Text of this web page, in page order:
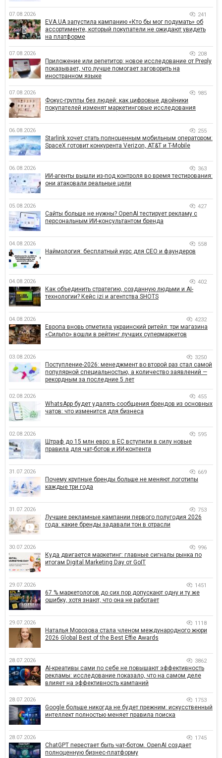
07.08.2026 241
EVA.UA запустила кампанию «Кто бы мог подумать» об
ассортименте, который покупатели не ожидают увидеть
на платформе
07.08.2026 208
Приложение или репетитор: новое исследование от Preply
показывает, что лучше помогает заговорить на
иностранном языке
07.08.2026 985
Фокус-группы без людей: как цифровые двойники
покупателей изменят маркетинговые исследования
06.08.2026 255
Starlink хочет стать полноценным мобильным оператором:
SpaceX готовит конкурента Verizon, AT&T и T-Mobile
06.08.2026 363
ИИ-агенты вышли из-под контроля во время тестирования:
они атаковали реальные цели
05.08.2026 427
Сайты больше не нужны? OpenAI тестирует рекламу с
персональным ИИ-консультантом бренда
04.08.2026 558
Наймология: бесплатный курс для CEO и фаундеров
04.08.2026 402
Как объединить стратегию, созданную людьми и AI-
технологии? Кейс izi и агентства SHOTS
04.08.2026 4232
Европа вновь отметила украинский ритейл: три магазина
«Сильпо» вошли в рейтинг лучших супермаркетов
03.08.2026 3250
Поступление-2026: менеджмент во второй раз стал самой
популярной специальностью, а количество заявлений —
рекордным за последние 5 лет
02.08.2026 455
WhatsApp будет удалять сообщения брендов из основных
чатов: что изменится для бизнеса
02.08.2026 595
Штраф до 15 млн евро: в ЕС вступили в силу новые
правила для чат-ботов и ИИ-контента
31.07.2026 669
Почему крупные бренды больше не меняют логотипы
каждые три года
31.07.2026 753
Лучшие рекламные кампании первого полугодия 2026
года: какие бренды задавали тон в отрасли
30.07.2026 996
Куда двигается маркетинг: главные сигналы рынка по
итогам Digital Marketing Day от GoIT
29.07.2026 1451
67 % маркетологов до сих пор допускают одну и ту же
ошибку, хотя знают, что она не работает
29.07.2026 1118
Наталья Морозова стала членом международного жюри
2026 Global Best of the Best Effie Awards
28.07.2026 3862
AI-креативы сами по себе не повышают эффективность
рекламы: исследование показало, что на самом деле
влияет на эффективность кампаний
28.07.2026 1753
Google больше никогда не будет прежним: искусственный
интеллект полностью меняет правила поиска
28.07.2026 1745
ChatGPT перестает быть чат-ботом. OpenAI создает
полноценную бизнес-платформу